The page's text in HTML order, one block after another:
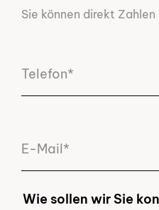
Sie können direkt
Telefon*
E-Mail*
Wie sollen wir Sie